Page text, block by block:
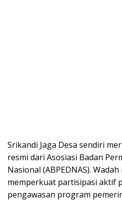
Srikandi Jaga Desa sendiri
resmi dari Asosiasi Badan
Nasional (ABPEDNAS).
memperkuat partisipasi aktif
pengawasan program